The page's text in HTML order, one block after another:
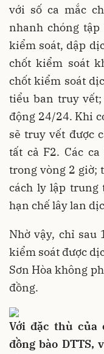
với số ca mắc
nhanh chóng
kiểm soát, dập
chốt kiểm soát
chốt kiểm soát
tiểu ban truy
động 24/24. Khi
sẽ truy vết được
tất cả F2. Các
trong vòng 2 giờ;
cách ly lập trung
hạn chế lây lan
Nhờ vậy, chỉ sau
kiểm soát được
Sơn Hòa không
đồng.
Với đặc thù của
đồng bào DTTS,